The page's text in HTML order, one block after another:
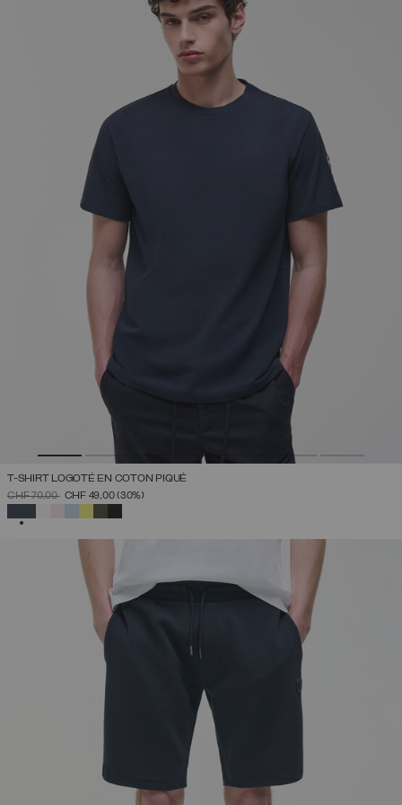
T-SHIRT LOGOTÉ EN COTON PIQUÉ
PRIX RÉDUIT DE
CHF 70,00ÀCHF 49,00(30%)